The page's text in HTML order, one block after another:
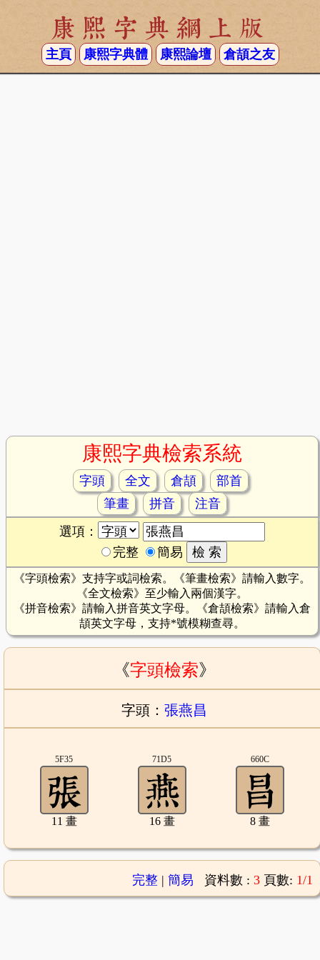
康熙字典網上版
主頁 康熙字典體 康熙論壇 倉頡之友
康熙字典檢索系統
字頭 全文 倉頡
部首
筆畫
拼音
注音
選項：
完整
簡易
《字頭檢索》支持字或詞檢索。《筆畫檢索》請輸入數字。
《全文檢索》至少輸入兩個漢字。
《拼音檢索》請輸入拼音英文字母。《倉頡檢索》請輸入倉
頡英文字母，支持*號模糊查尋。
《字頭檢索》
字頭： 張燕昌
5F35
11 畫
71D5
16 畫
660C
8 畫
完整| 簡易 資料數 : 3 頁數: 1/1